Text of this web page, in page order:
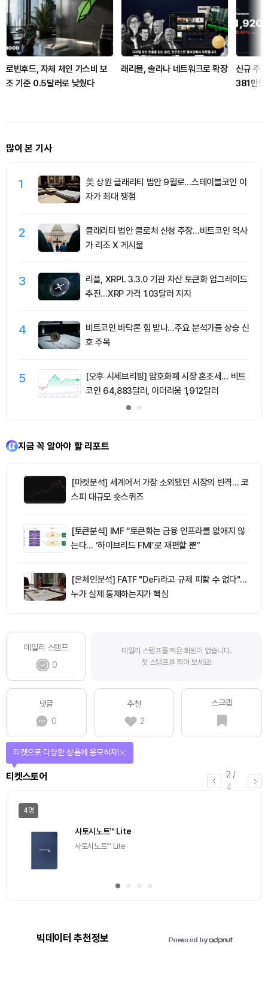
로빈후드, 자체 체인 가스비 보
조 기준 0.5달러로 낮췄다
래리블, 솔라나 네트워크로 확장
신규 주
381만달
많이 본 기사
1
美 상원 클래리티 법안 9월로…스테이블코인 이
자가 최대 쟁점
2
클래리티 법안 클로처 신청 주장…비트코인 역사
가 리조 X 게시물
3
리플, XRPL 3.3.0 기관 자산 토큰화 업그레이드
추진…XRP 가격 1.03달러 지지
4
비트코인 바닥론 힘 받나…주요 분석가들 상승 신
호 주목
5
[오후 시세브리핑] 암호화폐 시장 혼조세… 비트
코인 64,883달러, 이더리움 1,912달러
지금 꼭 알아야 할 리포트
[마켓분석] 세계에서 가장 소외됐던 시장의 반격… 코
스피 대규모 숏스퀴즈
[토큰분석] IMF “토큰화는 금융 인프라를 없애지 않
는다… ‘하이브리드 FMI’로 재편할 뿐”
[온체인분석] FATF "DeFi라고 규제 피할 수 없다"…
누가 실제 통제하는지가 핵심
데일리 스탬프
0
데일리 스탬프를 찍은 회원이 없습니다.
첫 스탬프를 찍어 보세요!
댓글
0
추천
2
스크랩
3 /
4
에어드랍
선물이 쏟아지는 에어드랍 이벤트!
일반
[Episode 12] IXO™2024 참여하고, 2억원 상당 에어
드랍 받자!
빅데이터 추천정보